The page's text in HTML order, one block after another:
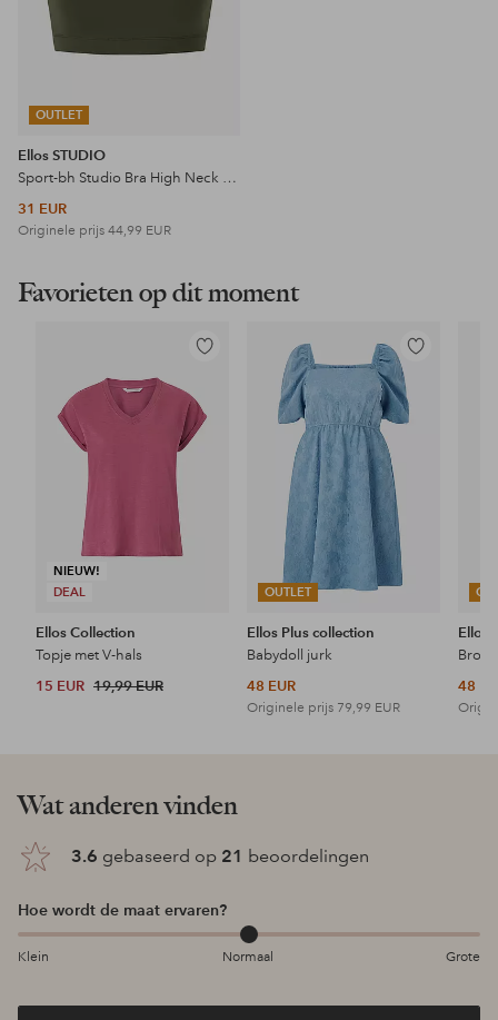
OUTLET
Ellos STUDIO
Sport-bh Studio Bra High Neck Core
31 EUR
Originele prijs 44,99 EUR
Favorieten op dit moment
NIEUW!
DEAL
Toevoegen
favorieten
Ellos Collection
Topje met V-hals
15 EUR 19,99 EUR
OUTLET
Toevoegen
aan
favorieten
Ellos Plus collection
Babydoll jurk
48 EUR
Originele prijs 79,99 EUR
Ellos
48
Wat anderen vinden
3.6 gebaseerd op 21 beoordelingen
Hoe wordt de maat ervaren?
Klein Normaal Grote